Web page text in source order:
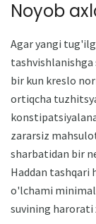
Noyob
Agar yangi
bir kun kreslo
ortiqcha
zararsiz
sharbatidan bir
Haddan tashqari
o'lchami minimal
suvining harorati